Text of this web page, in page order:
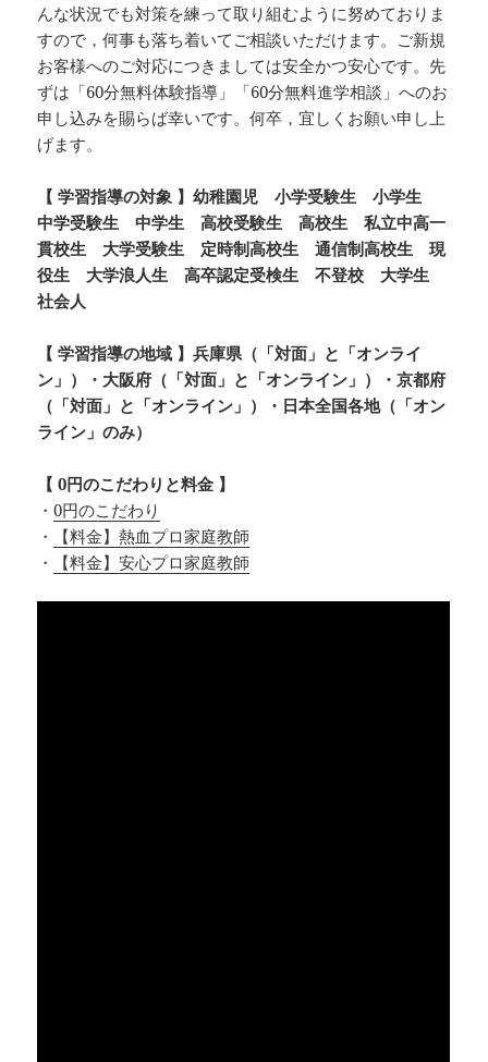
んな状況でも対策を練って取り組むように努めておりま
すので，何事も落ち着いてご相談いただけます。ご新規
お客様へのご対応につきましては安全かつ安心です。先
ずは「60分無料体験指導」「60分無料進学相談」へのお
申し込みを賜らば幸いです。何卒，宜しくお願い申し上
げます。
【 学習指導の対象 】幼稚園児 小学受験生 小学生
中学受験生 中学生 高校受験生 高校生 私立中高一
貫校生 大学受験生 定時制高校生 通信制高校生 現
役生 大学浪人生 高卒認定受検生 不登校 大学生
社会人
【 学習指導の地域 】兵庫県（「対面」と「オンライ
ン」）・大阪府（「対面」と「オンライン」）・京都府
（「対面」と「オンライン」）・日本全国各地（「オン
ライン」のみ）
【 0円のこだわりと料金 】
・0円のこだわり
・
【料金】熱血プロ家庭教師
・
【料金】安心プロ家庭教師